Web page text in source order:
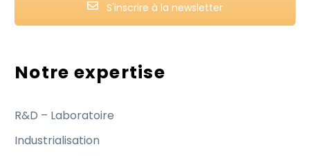
S'inscrire à la newsletter
Notre expertise
R&D – Laboratoire
Industrialisation